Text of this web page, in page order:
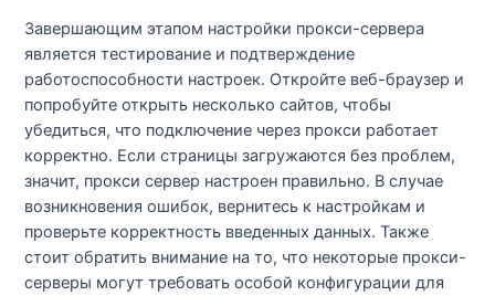
Завершающим этапом настройки прокси-сервера
является тестирование и подтверждение
работоспособности настроек. Откройте веб-браузер и
попробуйте открыть несколько сайтов, чтобы
убедиться, что подключение через прокси работает
корректно. Если страницы загружаются без проблем,
значит, прокси сервер настроен правильно. В случае
возникновения ошибок, вернитесь к настройкам и
проверьте корректность введенных данных. Также
стоит обратить внимание на то, что некоторые прокси-
серверы могут требовать особой конфигурации для